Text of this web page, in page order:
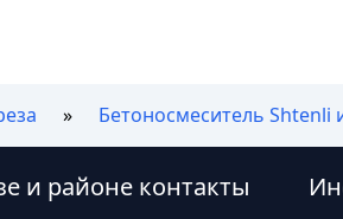
Бетоносмеситель Shtenli
и районе контакты